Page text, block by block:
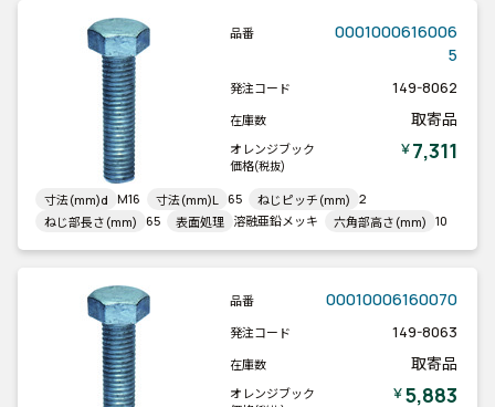
品番
0001000616006
5
発注コード 149-8062
在庫数 取寄品
オレンジブック
価格(税抜)
￥7,311
寸法(mm)d M16 寸法(mm)L 65 ねじピッチ(mm) 2
ねじ部長さ(mm) 65 表面処理 溶融亜鉛メッキ 六角部高さ(mm) 10
品番 00010006160070
発注コード 149-8063
在庫数 取寄品
オレンジブック
￥5,883